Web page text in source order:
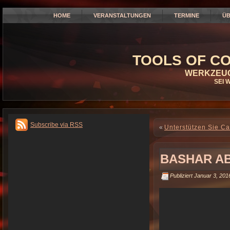
HOME VERANSTALTUNGEN TERMINE
TOOLS OF
SEI
Subscribe via RSS « Unterstützen Sie
BASHAR
Publiziert Januar 3,